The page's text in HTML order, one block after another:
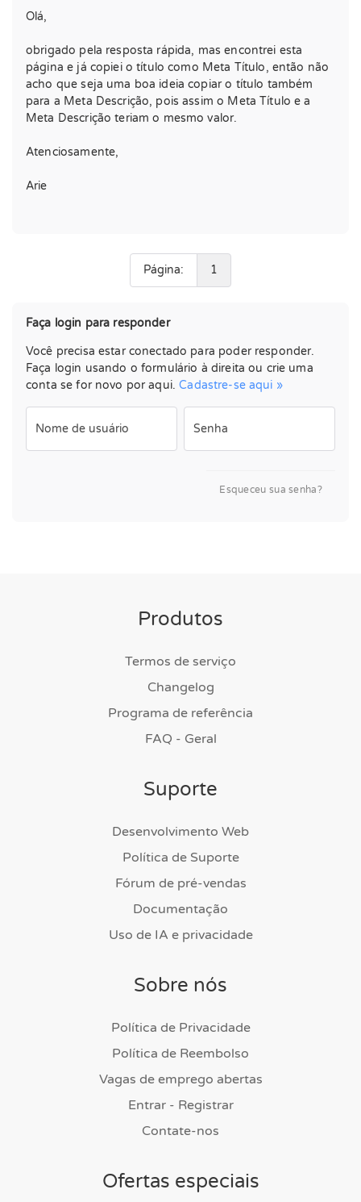
Olá,
obrigado pela resposta rápida, mas encontrei esta
página e já copiei o título como Meta Título, então não
acho que seja uma boa ideia copiar o título também
para a Meta Descrição, pois assim o Meta Título e a
Meta Descrição teriam o mesmo valor.
Atenciosamente,
Arie
Página: 1
Faça login para responder
Você precisa estar conectado para poder responder.
Faça login usando o formulário à direita ou crie uma
conta se for novo por aqui.Cadastre-se aqui »
Nome de usuário Senha
Esqueceu sua senha?
Produtos
Termos de serviço
Changelog
Programa de referência
FAQ - Geral
Suporte
Desenvolvimento Web
Política de Suporte
Fórum de pré-vendas
Documentação
Uso de IA e privacidade
Sobre nós
Política de Privacidade
Política de Reembolso
Vagas de emprego abertas
Entrar - Registrar
Contate-nos
Ofertas especiais